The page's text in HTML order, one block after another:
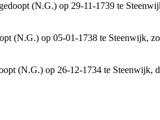
(N.G.) op 29-11-1739 te
(N.G.) op 05-01-1738 te Steenwijk,
(N.G.) op 26-12-1734 te Steenwijk,